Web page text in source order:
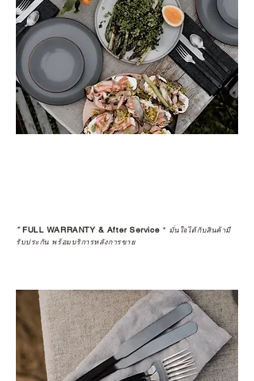
*FULL WARRANTY & After Service * มั่นใจได้กับสินค้ามี
รับประกัน พร้อมบริการหลังการขาย